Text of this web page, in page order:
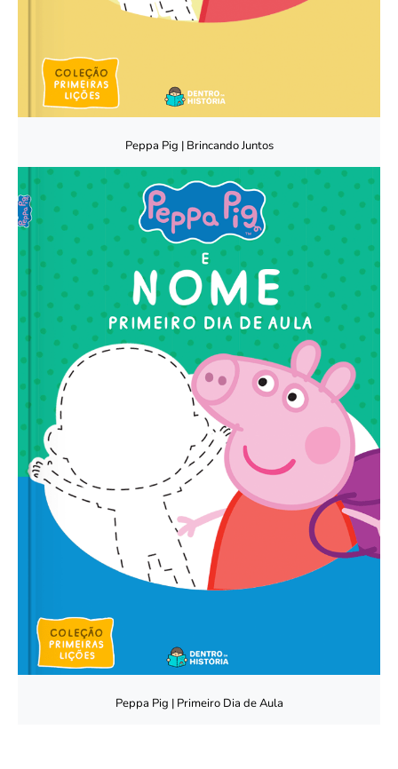
Peppa Pig | Brincando Juntos
Peppa Pig | Primeiro Dia de Aula